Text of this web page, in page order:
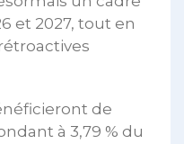
et 2027, tout en
de
à 3,79 % du